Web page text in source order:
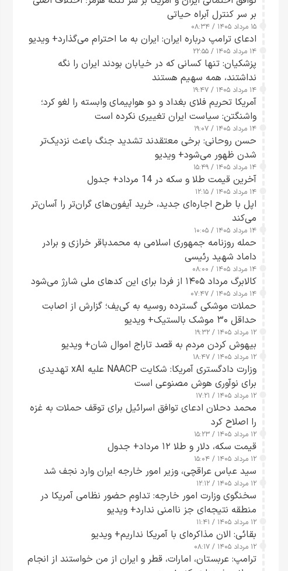
بر سر کنترل آبراه حیاتی
۱۵ مرداد ۱۴۰۵ / ۰۸:۳۴
ادعای ترامپ درباره ایران: ایران به ما احترام می‌گذارد+ ویدیو
۱۴ مرداد ۱۴۰۵ / ۲۲:۵۵
پزشکیان: تنها کسانی که در خیابان بودند ایران را نگه
نداشتند، همه سهیم هستند
۱۴ مرداد ۱۴۰۵ / ۱۹:۴۷
آمریکا تحریم فلای بغداد و دو هواپیمای وابسته را لغو کرد؛
واشنگتن: سیاست ایران تغییری نکرده است
۱۴ مرداد ۱۴۰۵ / ۱۹:۰۷
حسن روحانی: برخی معتقدند تشدید جنگ باعث نزدیک‌تر
شدن ظهور می‌شود+ ویدیو
۱۴ مرداد ۱۴۰۵ / ۱۵:۴۹
آخرین قیمت طلا و سکه در 14 مرداد+ جدول
۱۴ مرداد ۱۴۰۵ / ۱۲:۱۵
اپل با طرح اجاره‌ای جدید، خرید آیفون‌های گران‌تر را آسان‌تر
می‌کند
۱۴ مرداد ۱۴۰۵ / ۱۰:۰۵
حمله روزنامه جمهوری اسلامی به محمدباقر خرازی و برادر
داماد شهید رئیسی
۱۴ مرداد ۱۴۰۵ / ۰۸:۰۰
کالابرگ مرداد ۱۴۰۵ از فردا برای این کدهای ملی شارژ می‌شود
۱۴ مرداد ۱۴۰۵ / ۰۷:۴۷
حملات موشکی گسترده روسیه به کی‌یف؛ گزارش از اصابت
حداقل ۳۰ موشک بالستیک+ ویدیو
۱۲ مرداد ۱۴۰۵ / ۱۹:۳۲
بیهوش کردن مردم به قصد تاراج اموال شان+ ویدیو
۱۲ مرداد ۱۴۰۵ / ۱۸:۴۷
وزارت دادگستری آمریکا: شکایت NAACP علیه xAI تهدیدی
برای نوآوری هوش مصنوعی است
۱۲ مرداد ۱۴۰۵ / ۱۷:۲۱
محمد دحلان ادعای توافق اسرائیل برای توقف حملات به غزه
را اصلاح کرد
۱۲ مرداد ۱۴۰۵ / ۱۵:۲۳
قیمت سکه، دلار و طلا ۱۲ مرداد+ جدول
۱۲ مرداد ۱۴۰۵ / ۱۵:۰۴
سید عباس عراقچی، وزیر امور خارجه ایران وارد نجف شد
۱۲ مرداد ۱۴۰۵ / ۱۲:۱۲
سخنگوی وزارت امور خارجه: تداوم حضور نظامی آمریکا در
منطقه نتیجه‌ای جز ناامنی ندارد+ ویدیو
۱۲ مرداد ۱۴۰۵ / ۱۱:۴۱
بقائی: الان مذاکره‌ای با آمریکا نداریم+ ویدیو
۱۲ مرداد ۱۴۰۵ / ۰۸:۱۷
ترامپ: عربستان، امارات، قطر و ایران از من خواستند از انجام